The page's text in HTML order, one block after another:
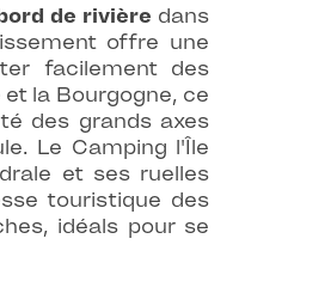
de rivière dans
offre une
facilement des
la Bourgogne, ce
des grands axes
Le Camping l'Île
et ses ruelles
touristique des
idéals pour se